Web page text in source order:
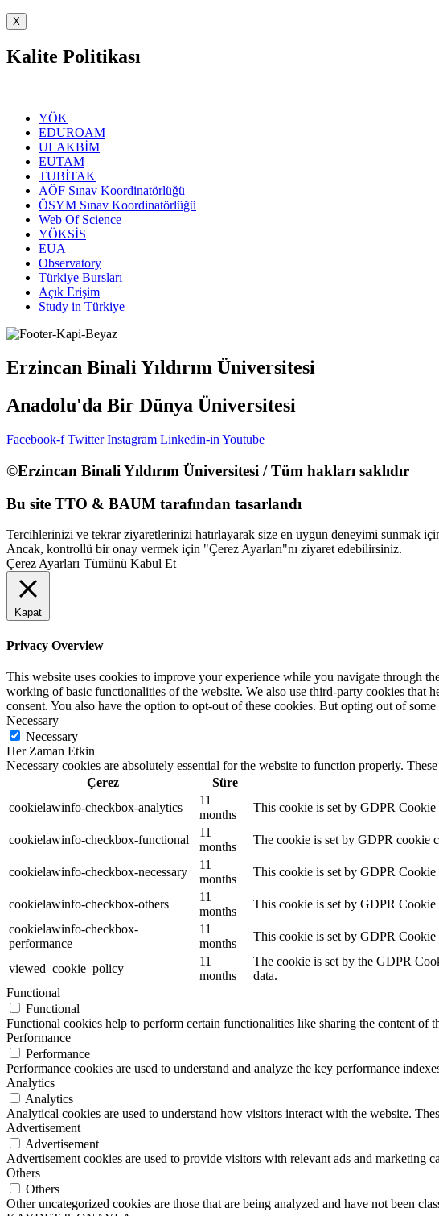
X
Kalite Politikası
YÖK
EDUROAM
ULAKBİM
EUTAM
TUBİTAK
AÖF Sınav Koordinatörlüğü
ÖSYM Sınav Koordinatörlüğü
Web Of Science
YÖKSİS
EUA
Observatory
Türkiye Bursları
Açık Erişim
Study in Türkiye
Erzincan Binali Yıldırım Üniversitesi
Anadolu'da Bir Dünya Üniversitesi
Facebook-f Twitter Instagram Linkedin-in Youtube
©Erzincan Binali Yıldırım Üniversitesi / Tüm hakları saklıdır
Bu site TTO & BAUM tarafından tasarlandı
Tercihlerinizi ve tekrar ziyaretlerinizi hatırlayarak size en uygun deneyimi sunmak
Ancak, kontrollü bir onay vermek için "Çerez Ayarları"nı ziyaret edebilirsiniz.
Çerez Ayarları Tümünü Kabul Et
Kapat
Privacy Overview
This website uses cookies to improve your experience while you navigate through
working of basic functionalities of the website. We also use third-party cookies that
consent. You also have the option to opt-out of these cookies. But opting out of
Necessary
Necessary
Her Zaman Etkin
Necessary cookies are absolutely essential for the website to function properly.
Çerez
Süre
cookielawinfo-checkbox-analytics
11
months
This cookie is set by GDPR
cookielawinfo-checkbox-functional
11
months
The cookie is set by GDPR cookie
cookielawinfo-checkbox-necessary
11
months
This cookie is set by GDPR Cookie
cookielawinfo-checkbox-others
11
months
This cookie is set by GDPR Cookie
cookielawinfo-checkbox-
performance
11
months
This cookie is set by GDPR Cookie
viewed_cookie_policy
11
months
The cookie is set by the GDPR
data.
Functional
Functional
Functional cookies help to perform certain functionalities like sharing the content of
Performance
Performance
Performance cookies are used to understand and analyze the key performance
Analytics
Analytics
Analytical cookies are used to understand how visitors interact with the website.
Advertisement
Advertisement
Advertisement cookies are used to provide visitors with relevant ads and marketing
Others
Others
Other uncategorized cookies are those that are being analyzed and have not been